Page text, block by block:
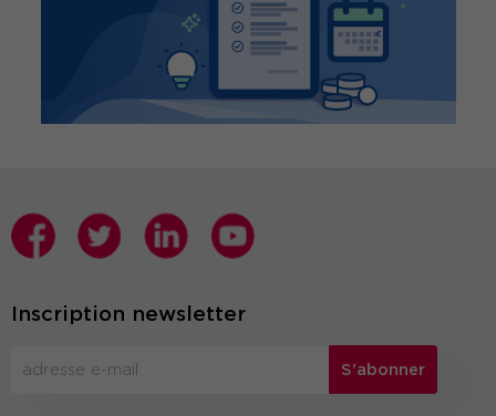
Inscription newsletter
S'abonner